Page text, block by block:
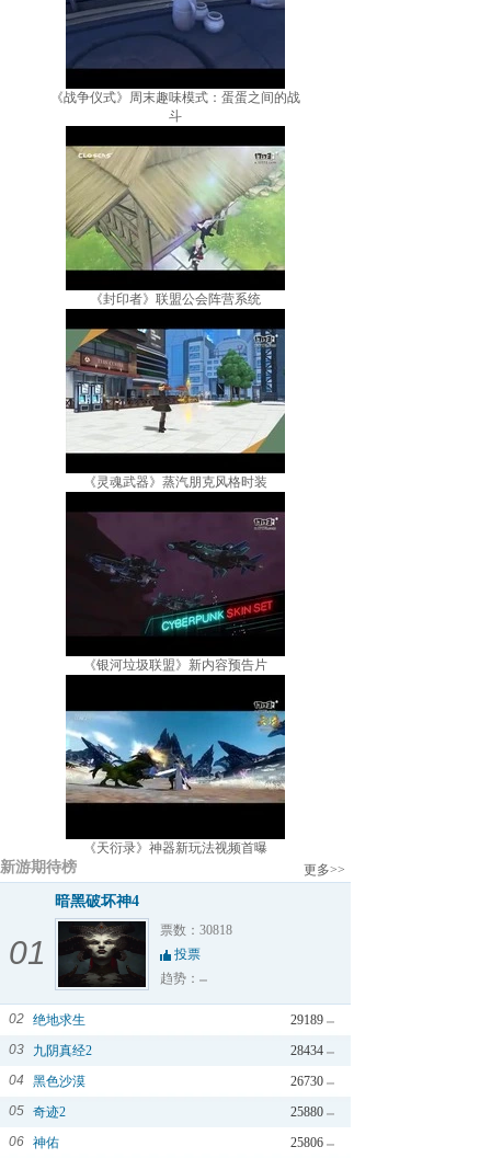
《战争仪式》周末趣味模式：蛋蛋之间的战
斗
《封印者》联盟公会阵营系统
《灵魂武器》蒸汽朋克风格时装
《银河垃圾联盟》新内容预告片
《天衍录》神器新玩法视频首曝
新游期待榜 更多>>
01
暗黑破坏神4
票数：30818
投票
趋势：
02 29189
绝地求生
03
28434
九阴真经2
04
26730
黑色沙漠
05
25880
奇迹2
06
25806
神佑